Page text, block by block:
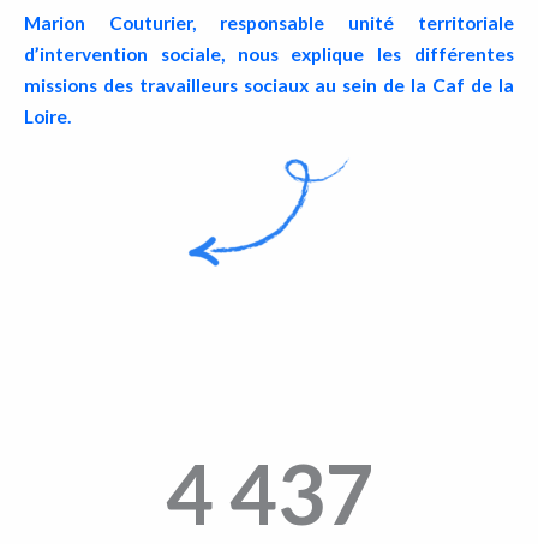
Marion Couturier, responsable unité territoriale
d’intervention sociale, nous explique les différentes
missions des travailleurs sociaux au sein de la Caf de la
Loire.
4 437